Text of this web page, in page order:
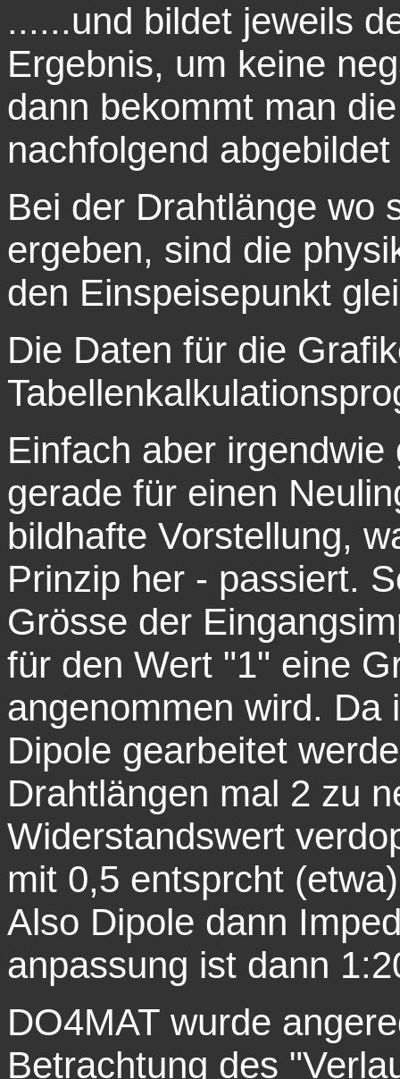
......und bildet jeweils
Ergebnis, um keine
dann bekommt man
nachfolgend
Bei der Drahtlänge wo
ergeben, sind die
den Einspeisepunkt
Die Daten für die
Einfach aber
gerade für einen
bildhafte Vorstellung,
Prinzip her - passiert.
Grösse der
für den Wert "1" eine
angenommen wird. Da
Dipole gearbeitet
Drahtlängen mal 2 zu
Widerstandswert
mit 0,5 entsprcht
Also Dipole dann
anpassung ist dann
DO4MAT wurde
Betrachtung des